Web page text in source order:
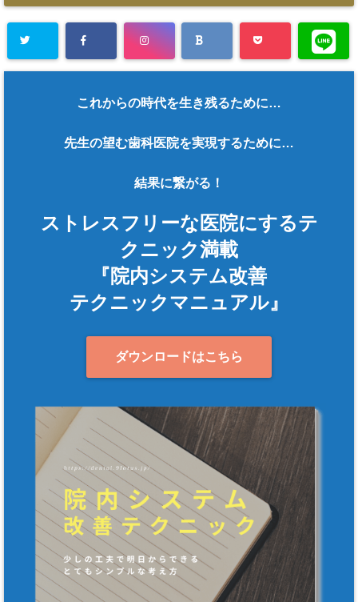
これからの時代を生き残るために…
先生の望む歯科医院を実現するために…
結果に繋がる！
ストレスフリーな医院にするテ
クニック満載
『院内システム改善
テクニックマニュアル』
ダウンロードはこちら